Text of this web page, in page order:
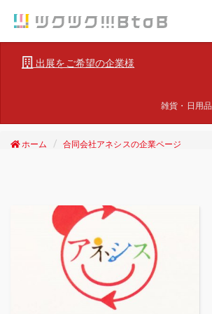
出展をご希望の企業様
雑貨・日用品
ホーム 合同会社アネシスの企業ページ